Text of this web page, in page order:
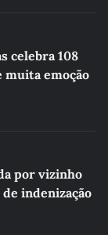
celebra 108
muita emoção
por vizinho
indenização